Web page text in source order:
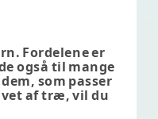
Fordelene er
også til mange
som passer
af træ, vil du